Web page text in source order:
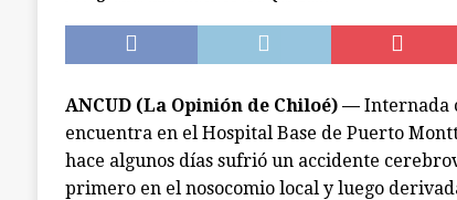
ANCUD (La Opinión de Chiloé) —Internada
encuentra en el Hospital Base de Puerto
hace algunos días sufrió un accidente
primero en el nosocomio local y luego